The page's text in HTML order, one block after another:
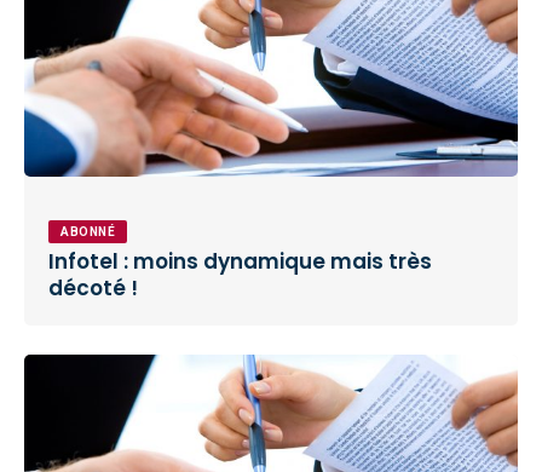
ABONNÉ
Infotel : moins dynamique mais très
décoté !